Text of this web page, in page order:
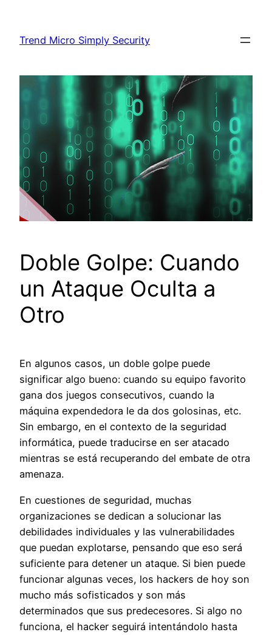
content
Trend Micro Simply Security
Doble Golpe: Cuando
un Ataque Oculta a
Otro
En algunos casos, un doble golpe puede
significar algo bueno: cuando su equipo favorito
gana dos juegos consecutivos, cuando la
máquina expendedora le da dos golosinas, etc.
Sin embargo, en el contexto de la seguridad
informática, puede traducirse en ser atacado
mientras se está recuperando del embate de otra
amenaza.
En cuestiones de seguridad, muchas
organizaciones se dedican a solucionar las
debilidades individuales y las vulnerabilidades
que puedan explotarse, pensando que eso será
suficiente para detener un ataque. Si bien puede
funcionar algunas veces, los hackers de hoy son
mucho más sofisticados y son más
determinados que sus predecesores. Si algo no
funciona, el hacker seguirá intentándolo hasta